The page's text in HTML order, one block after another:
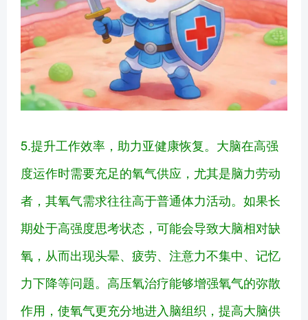
5.提升工作效率，助力亚健康恢复。大脑在高强
度运作时需要充足的氧气供应，尤其是脑力劳动
者，其氧气需求往往高于普通体力活动。如果长
期处于高强度思考状态，可能会导致大脑相对缺
氧，从而出现头晕、疲劳、注意力不集中、记忆
力下降等问题。高压氧治疗能够增强氧气的弥散
作用，使氧气更充分地进入脑组织，提高大脑供